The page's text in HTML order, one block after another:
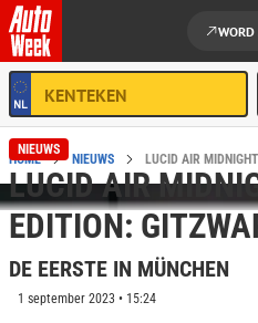
Ga naar de inhoud
WORD
HOME NIEUWS LUCID AIR
NIEUWS
LUCID AIR
EDITION:
DE EERSTE IN MÜNCHEN
1 september 2023 • 15:24